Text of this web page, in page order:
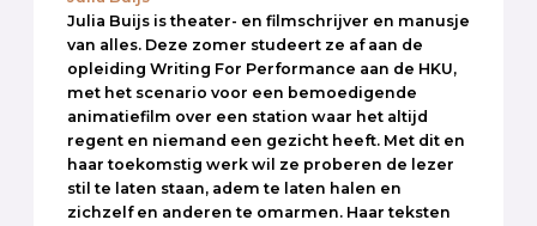
Julia Buijs is theater- en filmschrijver en manusje
van alles. Deze zomer studeert ze af aan de
opleiding Writing For Performance aan de HKU,
met het scenario voor een bemoedigende
animatiefilm over een station waar het altijd
regent en niemand een gezicht heeft. Met dit en
haar toekomstig werk wil ze proberen de lezer
stil te laten staan, adem te laten halen en
zichzelf en anderen te omarmen. Haar teksten